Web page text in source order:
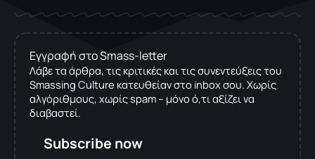
Εγγραφή στο Smass-letter
Λάβε τα άρθρα, τις κριτικές και τις συνεντεύξεις του
Smassing Culture κατευθείαν στο inbox σου. Χωρίς
αλγόριθμους, χωρίς spam – μόνο ό,τι αξίζει να
διαβαστεί.
Subscribe now